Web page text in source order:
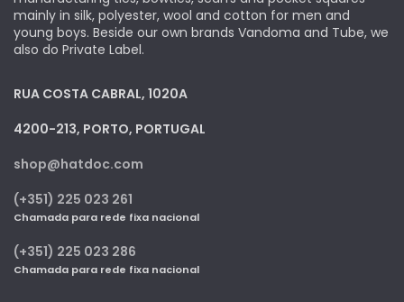
mainly in silk, polyester, wool and cotton for men and
young boys. Beside our own brands Vandoma and Tube, we
also do Private Label.
RUA COSTA CABRAL, 1020A
4200-213, PORTO, PORTUGAL
shop@hatdoc.com
(+351) 225 023 261
Chamada para rede fixa nacional
(+351) 225 023 286
Chamada para rede fixa nacional